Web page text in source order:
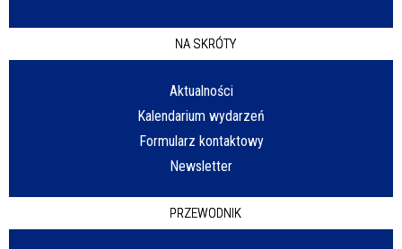
NA SKRÓTY
Aktualności
Kalendarium wydarzeń
Formularz kontaktowy
Newsletter
PRZEWODNIK